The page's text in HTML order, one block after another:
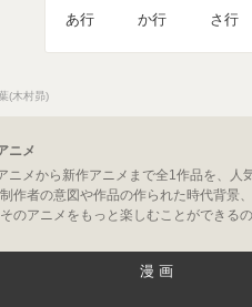
あ行 か行 さ行
(木村昴)
ニメ
メから新作アニメまで全1作品を、
作者の意図や作品の作られた時代背
アニメをもっと楽しむことができる
漫画